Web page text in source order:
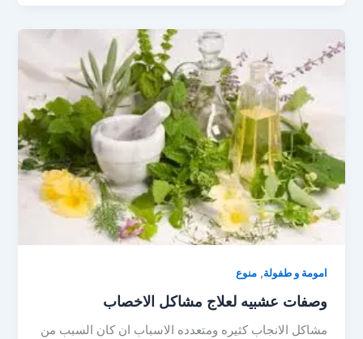
امومة و طفولة,منوع
وصفات عشبيه لعلاج مشاكل الاخصاب
مشاكل الانجاب كثيره ومتعدده الاسباب ان كان السبب من